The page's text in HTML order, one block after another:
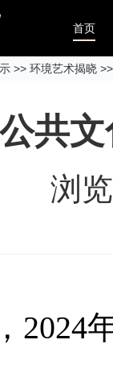
首页
>> 环境艺术揭晓 >>
共
浏
2024